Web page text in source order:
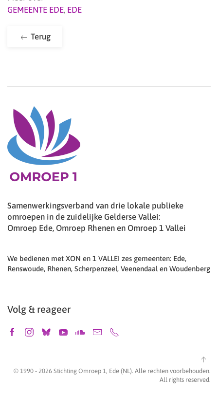
GEMEENTE EDE, EDE
Terug
Samenwerkingsverband van drie lokale publieke
omroepen in de zuidelijke Gelderse Vallei:
Omroep Ede, Omroep Rhenen en Omroep 1 Vallei
We bedienen met XON en 1 VALLEI zes gemeenten: Ede,
Renswoude, Rhenen, Scherpenzeel, Veenendaal en Woudenberg
Volg & reageer
© 1990 - 2026 Stichting Omroep 1, Ede (NL). Alle rechten voorbehouden.
All rights reserved.